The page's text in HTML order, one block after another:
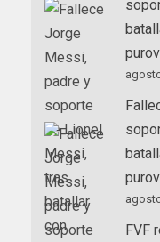
FVF